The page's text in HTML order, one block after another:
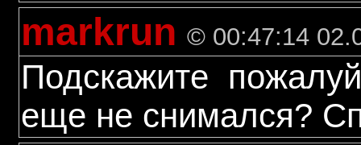
markrun © 00:47:14
Подскажите
еще не снимался?